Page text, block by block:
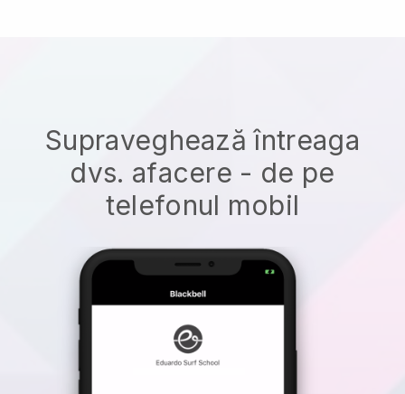
Supraveghează întreaga
dvs. afacere - de pe
telefonul mobil